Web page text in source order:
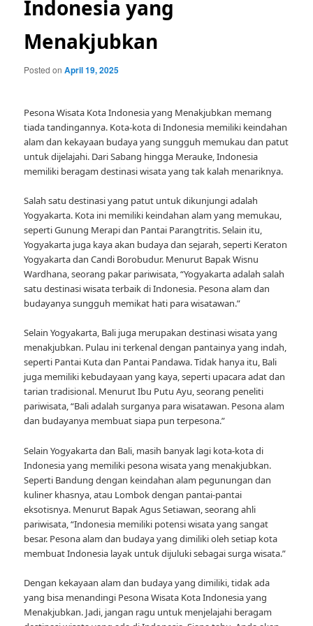
Indonesia yang
Menakjubkan
Posted onApril 19, 2025
Pesona Wisata Kota Indonesia yang Menakjubkan memang
tiada tandingannya. Kota-kota di Indonesia memiliki keindahan
alam dan kekayaan budaya yang sungguh memukau dan patut
untuk dijelajahi. Dari Sabang hingga Merauke, Indonesia
memiliki beragam destinasi wisata yang tak kalah menariknya.
Salah satu destinasi yang patut untuk dikunjungi adalah
Yogyakarta. Kota ini memiliki keindahan alam yang memukau,
seperti Gunung Merapi dan Pantai Parangtritis. Selain itu,
Yogyakarta juga kaya akan budaya dan sejarah, seperti Keraton
Yogyakarta dan Candi Borobudur. Menurut Bapak Wisnu
Wardhana, seorang pakar pariwisata, “Yogyakarta adalah salah
satu destinasi wisata terbaik di Indonesia. Pesona alam dan
budayanya sungguh memikat hati para wisatawan.”
Selain Yogyakarta, Bali juga merupakan destinasi wisata yang
menakjubkan. Pulau ini terkenal dengan pantainya yang indah,
seperti Pantai Kuta dan Pantai Pandawa. Tidak hanya itu, Bali
juga memiliki kebudayaan yang kaya, seperti upacara adat dan
tarian tradisional. Menurut Ibu Putu Ayu, seorang peneliti
pariwisata, “Bali adalah surganya para wisatawan. Pesona alam
dan budayanya membuat siapa pun terpesona.”
Selain Yogyakarta dan Bali, masih banyak lagi kota-kota di
Indonesia yang memiliki pesona wisata yang menakjubkan.
Seperti Bandung dengan keindahan alam pegunungan dan
kuliner khasnya, atau Lombok dengan pantai-pantai
eksotisnya. Menurut Bapak Agus Setiawan, seorang ahli
pariwisata, “Indonesia memiliki potensi wisata yang sangat
besar. Pesona alam dan budaya yang dimiliki oleh setiap kota
membuat Indonesia layak untuk dijuluki sebagai surga wisata.”
Dengan kekayaan alam dan budaya yang dimiliki, tidak ada
yang bisa menandingi Pesona Wisata Kota Indonesia yang
Menakjubkan. Jadi, jangan ragu untuk menjelajahi beragam